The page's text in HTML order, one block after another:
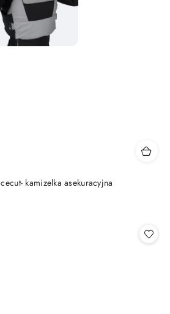
kamizelka asekuracyjna